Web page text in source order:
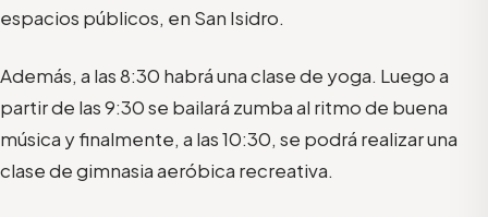
espacios públicos, en San Isidro.
Además, a las 8:30 habrá una clase de yoga. Luego a
partir de las 9:30 se bailará zumba al ritmo de buena
música y finalmente, a las 10:30, se podrá realizar una
clase de gimnasia aeróbica recreativa.